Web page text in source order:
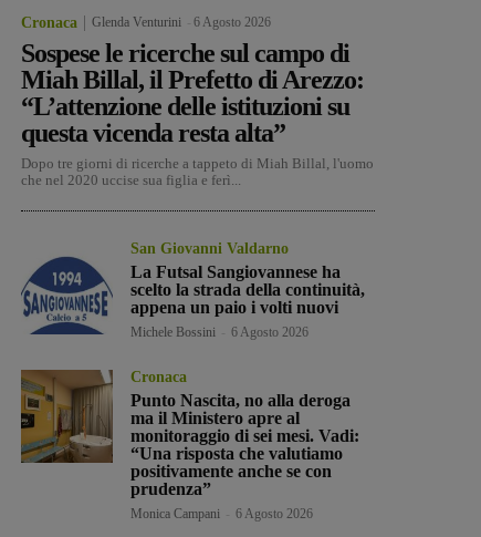
Cronaca Glenda Venturini 6 Agosto 2026
Sospese le ricerche sul campo di
Miah Billal, il Prefetto di Arezzo:
“L’attenzione delle istituzioni su
questa vicenda resta alta”
Dopo tre giorni di ricerche a tappeto di Miah Billal, l'uomo
che nel 2020 uccise sua figlia e ferì...
San Giovanni Valdarno
La Futsal Sangiovannese ha
scelto la strada della continuità,
appena un paio i volti nuovi
Michele Bossini 6 Agosto 2026
Cronaca
Punto Nascita, no alla deroga
ma il Ministero apre al
monitoraggio di sei mesi. Vadi:
“Una risposta che valutiamo
positivamente anche se con
prudenza”
Monica Campani 6 Agosto 2026